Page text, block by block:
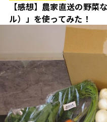
【感想】農家直送の野菜
ル）」を使ってみた！